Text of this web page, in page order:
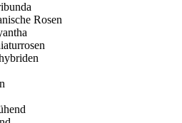
Rosen